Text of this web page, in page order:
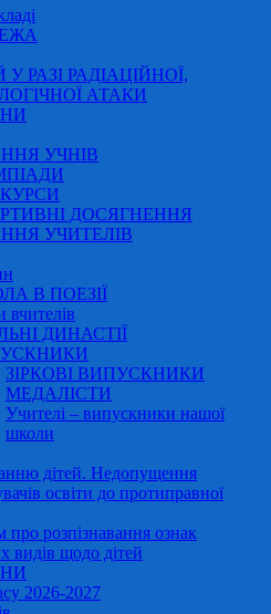
РАЗІ РАДІАЦІЙНОЇ,
АТАКИ
УЧНІВ
ДОСЯГНЕННЯ
УЧИТЕЛІВ
В ПОЕЗІЇ
вчителів
ДИНАСТІЇ
ЗІРКОВІ ВИПУСКНИКИ
МЕДАЛІСТИ
Учителі – випускники нашої
школи
дітей. Недопущення
освіти до протиправної
про розпізнавання ознак
видів щодо дітей
2026-2027